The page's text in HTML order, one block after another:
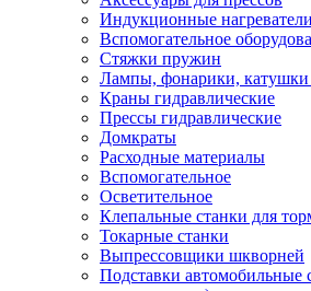
Индукционные нагреватели
Вспомогательное
Стяжки пружин
Лампы, фонарики, катушки
Краны гидравлические
Прессы гидравлические
Домкраты
Расходные материалы
Вспомогательное
Осветительное
Клепальные станки для
Токарные станки
Выпрессовщики шкворней
Подставки автомобильные